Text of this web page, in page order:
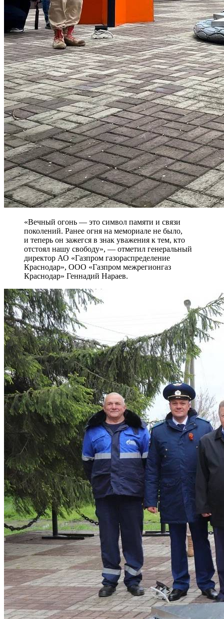
«Вечный огонь — это символ памяти и связи
поколений. Ранее огня на мемориале не было,
и теперь он зажегся в знак уважения к тем, кто
отстоял нашу свободу», — отметил генеральный
директор АО «Газпром газораспределение
Краснодар», ООО «Газпром межрегионгаз
Краснодар» Геннадий Нараев.